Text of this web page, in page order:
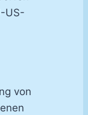
US-
von